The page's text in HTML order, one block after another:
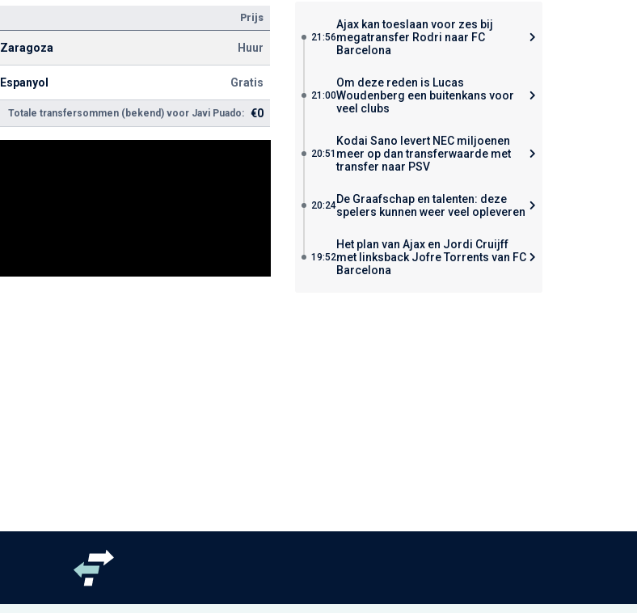
Prijs
Zaragoza Huur
Espanyol Gratis
Totale transfersommen (bekend) voor Javi Puado: €0
21:56
Ajax kan toeslaan voor zes bij
megatransfer Rodri naar FC
Barcelona
21:00
Om deze reden is Lucas
Woudenberg een buitenkans voor
veel clubs
20:51
Kodai Sano levert NEC miljoenen
meer op dan transferwaarde met
transfer naar PSV
20:24De Graafschap en talenten: deze
spelers kunnen weer veel opleveren
19:52
Het plan van Ajax en Jordi Cruijff
met linksback Jofre Torrents van FC
Barcelona